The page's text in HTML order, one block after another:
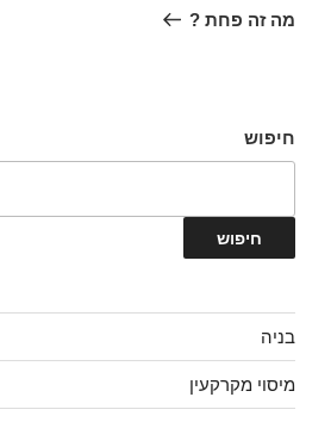
מה זה פחת ?
חיפוש
חיפוש
בניה
מיסוי מקרקעין